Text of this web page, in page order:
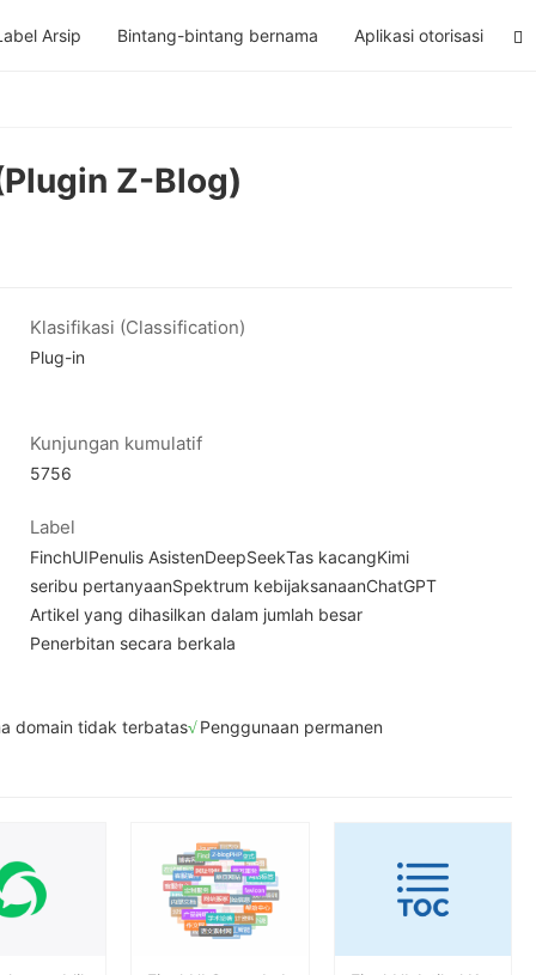
Arsip Bintang-bintang bernama Aplikasi otorisasi
Z-Blog)
Klasifikasi (Classification)
Plug-in
Kunjungan kumulatif
5756
Label
FinchUIPenulis AsistenDeepSeekTas kacangKimi
seribu pertanyaanSpektrum kebijaksanaanChatGPT
Artikel yang dihasilkan dalam jumlah besar
Penerbitan secara berkala
domain tidak terbatas
Penggunaan permanen